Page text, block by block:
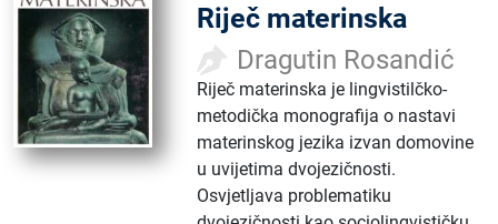
Riječ materinska
Dragutin Rosandić
Riječ materinska je lingvistilčko-
metodička monografija o nastavi
materinskog jezika izvan domovine
u uvijetima dvojezičnosti.
Osvjetljava problematiku